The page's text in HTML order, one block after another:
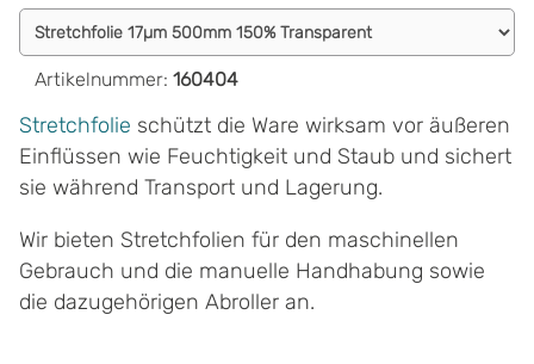
Artikelnummer: 160404
Stretchfolie schützt die Ware wirksam vor äußeren
Einflüssen wie Feuchtigkeit und Staub und sichert
sie während Transport und Lagerung.
Wir bieten Stretchfolien für den maschinellen
Gebrauch und die manuelle Handhabung sowie
die dazugehörigen Abroller an.